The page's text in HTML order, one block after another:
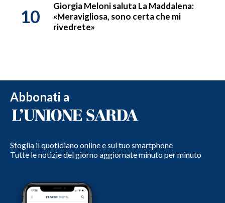
10
Giorgia Meloni saluta La Maddalena:
«Meravigliosa, sono certa che mi
rivedrete»
Abbonati a
Sfoglia il quotidiano online e sul tuo smartphone
Tutte le notizie del giorno aggiornate minuto per minuto